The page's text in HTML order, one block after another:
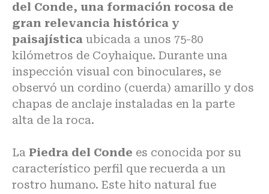
del Conde, una formación rocosa de
gran relevancia histórica y
paisajística ubicada a unos 75-80
kilómetros de Coyhaique. Durante una
inspección visual con binoculares, se
observó un cordino (cuerda) amarillo y dos
chapas de anclaje instaladas en la parte
alta de la roca.
La Piedra del Conde es conocida por su
característico perfil que recuerda a un
rostro humano. Este hito natural fue